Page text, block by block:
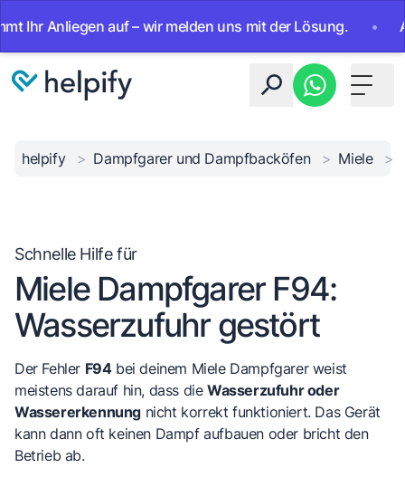
auf – wir melden uns mit der Lösung. • Ab
Toggle
helpify > Dampfgarer und Dampfbacköfen > Miele >
Schnelle Hilfe für
Miele Dampfgarer F94:
Wasserzufuhr gestört
Der Fehler F94bei deinem Miele Dampfgarer weist
meistens darauf hin, dass dieWasserzufuhr oder
Wassererkennung nicht korrekt funktioniert. Das Gerät
kann dann oft keinen Dampf aufbauen oder bricht den
Betrieb ab.